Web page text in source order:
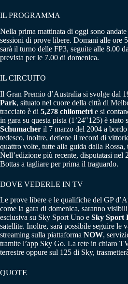
IL PROGRAMMA
Nella prima mattinata di oggi sono
sessioni di prove libere. Domani alle ore
sarà il turno delle FP3, seguite alle 8.00
prevista per le 7.00 di domenica.
IL CIRCUITO
Il Gran Premio d’Australia si svolge dal
Park, situato nel cuore della città di
tracciato è di 5,278 chilometri e si
in gara su questa pista (1’24″125) è stato
Schumacher il 7 marzo del 2004 a
tedesco, inoltre, detiene il record di
quattro volte, tutte alla guida dalla
Nell’edizione più recente, disputatasi nel
Bottas a tagliare per prima il traguardo.
DOVE VEDERLE IN TV
Le prove libere e le qualifiche del GP
come la gara di domenica, saranno
esclusiva su Sky Sport Uno e Sky Sport
satellite. Inoltre, sarà possibile seguire le
streaming sulla piattaforma NOW,
tramite l’app Sky Go. La rete in chiaro
terrestre oppure sul 125 di Sky,
QUOTE